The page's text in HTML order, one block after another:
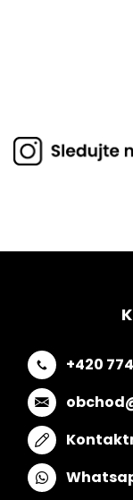
+420